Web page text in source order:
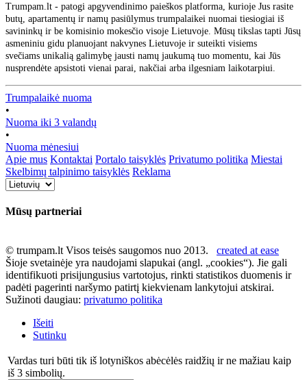
Trumpam.lt - patogi apgyvendinimo paieškos platforma, kurioje Jus rasite
butų, apartamentų ir namų pasiūlymus trumpalaikei nuomai tiesiogiai iš
savininkų ir be komisinio mokesčio visoje Lietuvoje. Mūsų tikslas tapti Jūsų
asmeniniu gidu planuojant nakvynes Lietuvoje ir suteikti visiems
svečiams unikalią galimybę jausti namų jaukumą tuo momentu, kai Jūs
nusprendėte apsistoti vienai parai, nakčiai arba ilgesniam laikotarpiui.
Trumpalaikė nuoma
•
Nuoma iki 3 valandų
•
Nuoma mėnesiui
Apie mus Kontaktai Portalo taisyklės Privatumo politika Miestai
Skelbimų talpinimo taisyklės Reklama
Mūsų partneriai
© trumpam.lt Visos teisės saugomos nuo 2013. created at ease
Šioje svetainėje yra naudojami slapukai (angl. „cookies“). Jie gali
identifikuoti prisijungusius vartotojus, rinkti statistikos duomenis ir
padėti pagerinti naršymo patirtį kiekvienam lankytojui atskirai.
Sužinoti daugiau: privatumo politika
Išeiti
Sutinku
Vardas turi būti tik iš lotyniškos abėcėlės raidžių ir ne mažiau kaip
iš 3 simbolių.